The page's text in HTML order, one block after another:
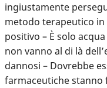
ingiustamente
metodo terapeutico
positivo – È solo
non vanno al di là
dannosi – Dovrebbe
farmaceutiche stanno